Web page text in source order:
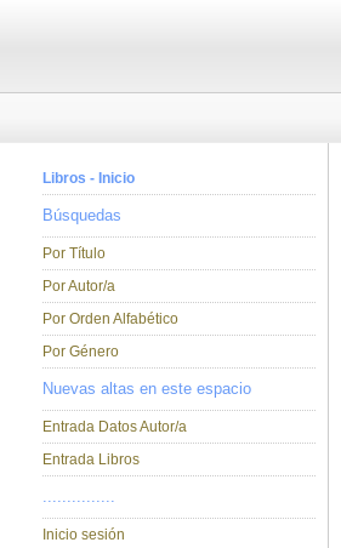
Libros - Inicio
Búsquedas
Por Título
Por Autor/a
Por Orden Alfabético
Por Género
Nuevas altas en este espacio
Entrada Datos Autor/a
Entrada Libros
...............
Inicio sesión